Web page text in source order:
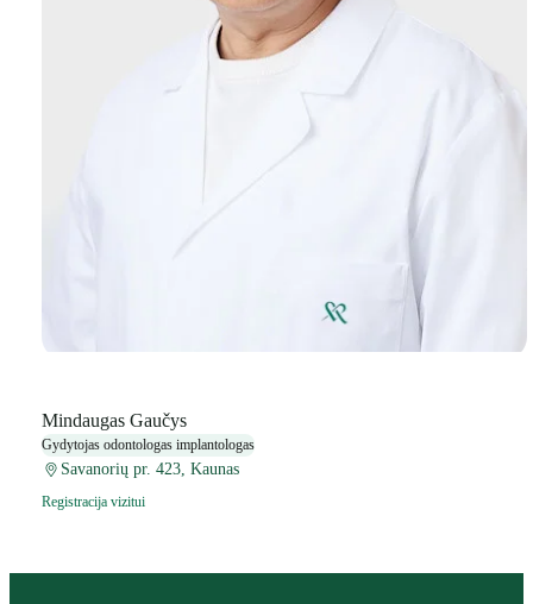
Mindaugas Gaučys
Gydytojas odontologas implantologas
Savanorių pr. 423, Kaunas
Registracija vizitui